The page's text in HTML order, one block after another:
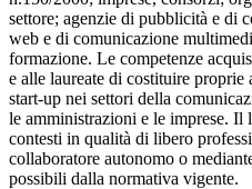
settore; agenzie di pubblicità e di
web e di comunicazione
formazione. Le competenze
e alle laureate di costituire
start-up nei settori della
le amministrazioni e le imprese. Il
contesti in qualità di libero
collaboratore autonomo o
possibili dalla normativa vigente.